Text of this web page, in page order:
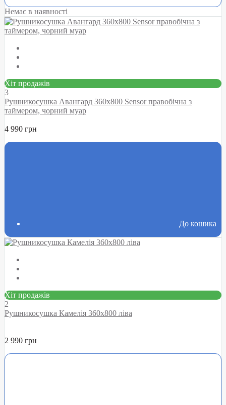
Немає в наявності
Хіт продажів
3
Рушникосушка Авангард 360х800 Sensor правобічна з
таймером, чорний муар
4 990 грн
До кошика
Хіт продажів
2
Рушникосушка Камелія 360х800 ліва
2 990 грн